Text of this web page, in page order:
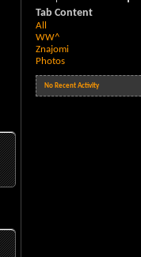
Tab Content
All
WW^
Znajomi
Photos
No Recent Activity